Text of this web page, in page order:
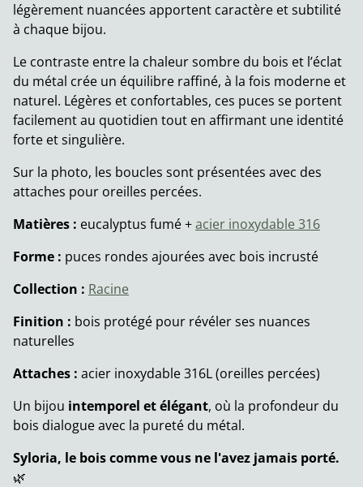
légèrement nuancées apportent caractère et subtilité
à chaque bijou.
Le contraste entre la chaleur sombre du bois et l’éclat
du métal crée un équilibre raffiné, à la fois moderne et
naturel. Légères et confortables, ces puces se portent
facilement au quotidien tout en affirmant une identité
forte et singulière.
Sur la photo, les boucles sont présentées avec des
attaches pour oreilles percées.
Matières : eucalyptus fumé +acier inoxydable 316
Forme : puces rondes ajourées avec bois incrusté
Collection : Racine
Finition : bois protégé pour révéler ses nuances
naturelles
Attaches : acier inoxydable 316L (oreilles percées)
Un bijou intemporel et élégant, où la profondeur du
bois dialogue avec la pureté du métal.
Syloria, le bois comme vous ne l'avez jamais porté.
🌿